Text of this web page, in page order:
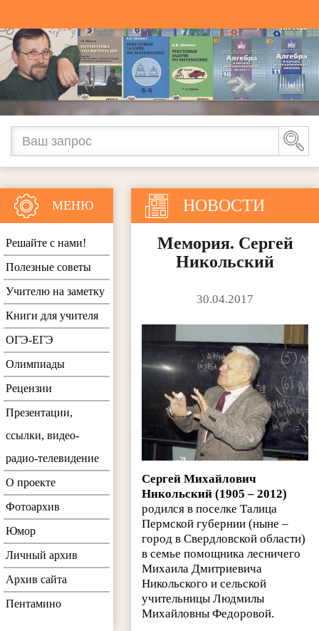
НОВОСТИ
Мемория. Сергей
Никольский
30.04.2017
Сергей Михайлович
Никольский (1905 – 2012)
родился в поселке Талица
Пермской губернии (ныне –
город в Свердловской области)
в семье помощника лесничего
Михаила Дмитриевича
Никольского и сельской
учительницы Людмилы
Михайловны Федоровой.
МЕНЮ
Решайте с нами!
Полезные советы
Учителю на заметку
Книги для учителя
ОГЭ-ЕГЭ
Олимпиады
Рецензии
Презентации,
ссылки, видео-
радио-телевидение
О проекте
Фотоархив
Юмор
Личный архив
Архив сайта
Пентамино